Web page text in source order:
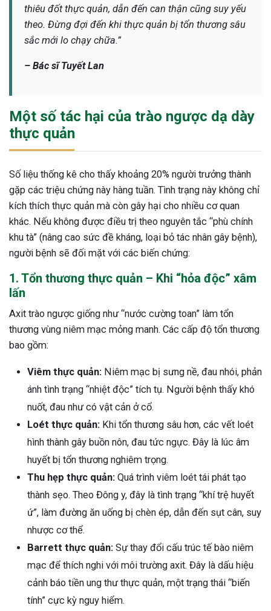
Sau Sinh Có Tự Khỏi
phổ biến, khiến đôi bàn tay,
của chị em trở nên khô...
thiêu đốt thực quản, dẫn đến can thận cũng suy yếu
theo. Đừng đợi đến khi thực quản bị tổn thương sâu
sắc mới lo chạy chữa.”
– Bác sĩ Tuyết Lan
Một số tác hại của trào ngược dạ dày
thực quản
Số liệu thống kê cho thấy khoảng 20% người trưởng thành
gặp các triệu chứng này hàng tuần. Tình trạng này không chỉ
kích thích thực quản mà còn gây hại cho nhiều cơ quan
khác. Nếu không được điều trị theo nguyên tắc “phù chính
khu tà” (nâng cao sức đề kháng, loại bỏ tác nhân gây bệnh),
người bệnh sẽ đối mặt với các biến chứng:
1. Tổn thương thực quản – Khi “hỏa độc” xâm
lấn
Axit trào ngược giống như “nước cường toan” làm tổn
thương vùng niêm mạc mỏng manh. Các cấp độ tổn thương
bao gồm:
Viêm thực quản: Niêm mạc bị sưng nề, đau nhói, phản
ánh tình trạng “nhiệt độc” tích tụ. Người bệnh thấy khó
nuốt, đau như có vật cản ở cổ.
Loét thực quản: Khi tổn thương sâu hơn, các vết loét
hình thành gây buồn nôn, đau tức ngực. Đây là lúc âm
huyết bị tổn thương nghiêm trọng.
Thu hẹp thực quản: Quá trình viêm loét tái phát tạo
thành sẹo. Theo Đông y, đây là tình trạng “khí trệ huyết
ứ”, làm đường ăn uống bị chèn ép, dẫn đến sụt cân, suy
nhược cơ thể.
Barrett thực quản: Sự thay đổi cấu trúc tế bào niêm
mạc để thích nghi với môi trường axit. Đây là dấu hiệu
cảnh báo tiền ung thư thực quản, một trạng thái “biến
tính” cực kỳ nguy hiểm.